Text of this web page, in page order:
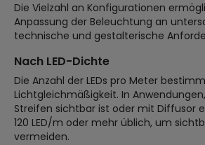
Die Vielzahl an Konfigurationen
Anpassung der Beleuchtung an
technische und gestalterische
Nach LED-Dichte
Die Anzahl der LEDs pro Meter
Lichtgleichmäßigkeit. In
Streifen sichtbar ist oder mit Diffusor
120 LED/m oder mehr üblich, um
vermeiden.